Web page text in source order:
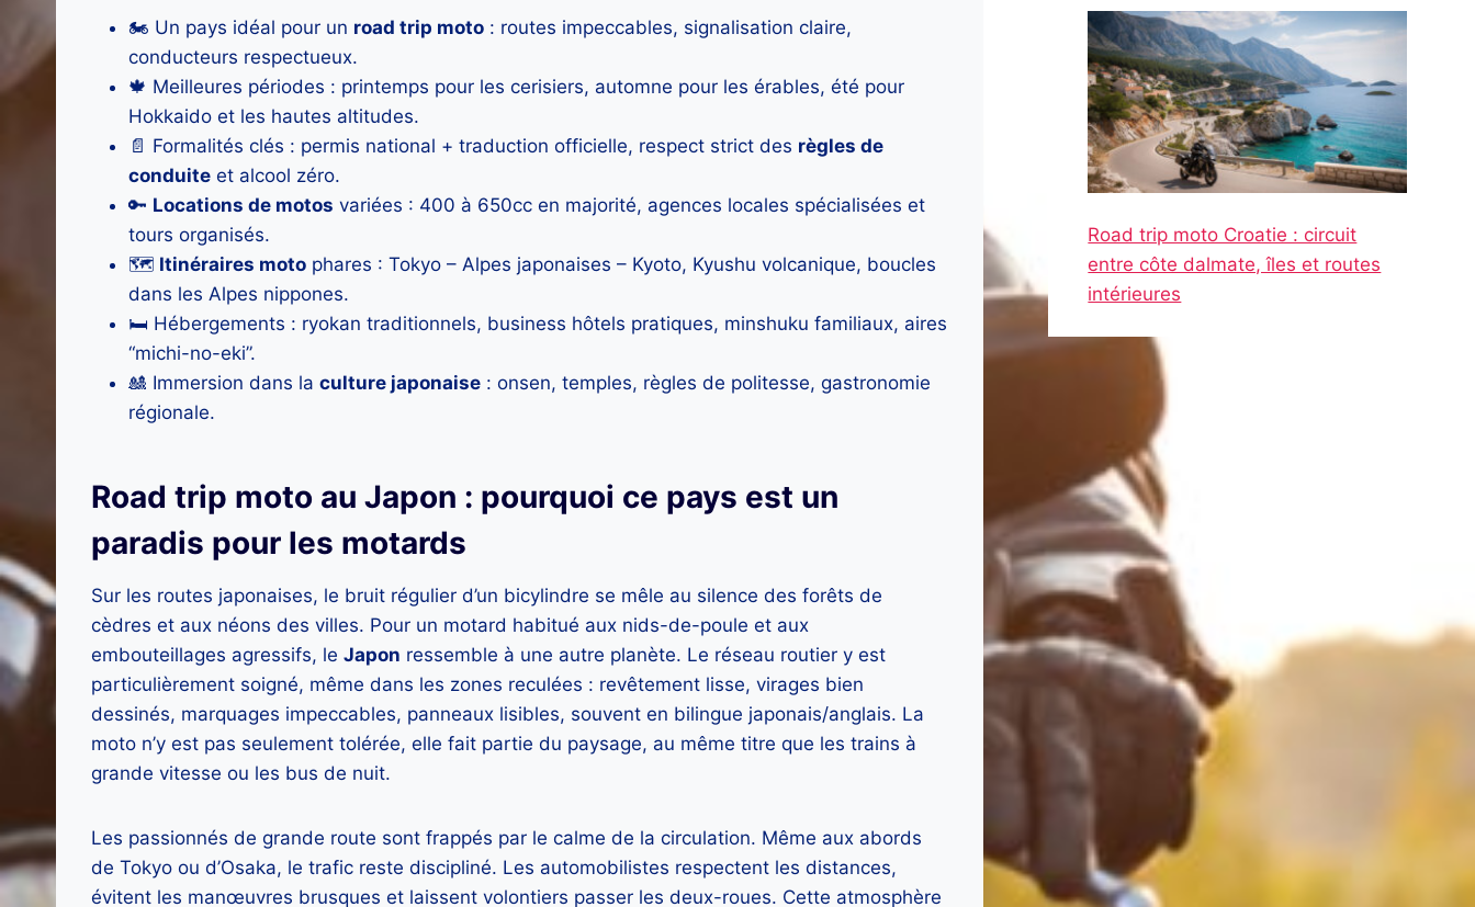
🏍️ Un pays idéal pour un road trip moto : routes impeccables, signalisation claire,
conducteurs respectueux.
🍁 Meilleures périodes : printemps pour les cerisiers, automne pour les érables, été pour
Hokkaido et les hautes altitudes.
📄 Formalités clés : permis national + traduction officielle, respect strict des règles de
conduite et alcool zéro.
🔑 Locations de motos variées : 400 à 650cc en majorité, agences locales spécialisées et
tours organisés.
🗺️ Itinéraires moto phares : Tokyo – Alpes japonaises – Kyoto, Kyushu volcanique, boucles
dans les Alpes nippones.
🛏️ Hébergements : ryokan traditionnels, business hôtels pratiques, minshuku familiaux, aires
“michi-no-eki”.
🎎 Immersion dans la culture japonaise : onsen, temples, règles de politesse, gastronomie
régionale.
Road trip moto au Japon : pourquoi ce pays est un
paradis pour les motards
Sur les routes japonaises, le bruit régulier d’un bicylindre se mêle au silence des forêts de
cèdres et aux néons des villes. Pour un motard habitué aux nids-de-poule et aux
embouteillages agressifs, le Japon ressemble à une autre planète. Le réseau routier y est
particulièrement soigné, même dans les zones reculées : revêtement lisse, virages bien
dessinés, marquages impeccables, panneaux lisibles, souvent en bilingue japonais/anglais. La
moto n’y est pas seulement tolérée, elle fait partie du paysage, au même titre que les trains à
grande vitesse ou les bus de nuit.
Les passionnés de grande route sont frappés par le calme de la circulation. Même aux abords
de Tokyo ou d’Osaka, le trafic reste discipliné. Les automobilistes respectent les distances,
évitent les manœuvres brusques et laissent volontiers passer les deux-roues. Cette atmosphère
Road trip moto Croatie : circuit
entre côte dalmate, îles et routes
intérieures